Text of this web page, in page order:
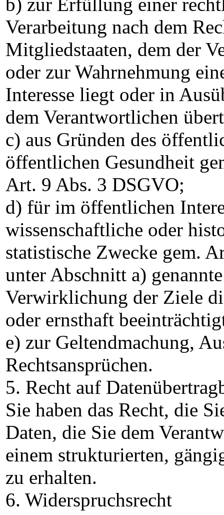
b) zur Erfüllung einer
Verarbeitung nach dem
Mitgliedstaaten, dem der
oder zur Wahrnehmung
Interesse liegt oder in
dem Verantwortlichen
c) aus Gründen des
öffentlichen Gesundheit
Art. 9 Abs. 3 DSGVO;
d) für im öffentlichen
wissenschaftliche oder
statistische Zwecke gem.
unter Abschnitt a)
Verwirklichung der Ziele
oder ernsthaft
e) zur Geltendmachung,
Rechtsansprüchen.
5. Recht auf
Sie haben das Recht, die
Daten, die Sie dem
einem strukturierten,
zu erhalten.
6. Widerspruchsrecht